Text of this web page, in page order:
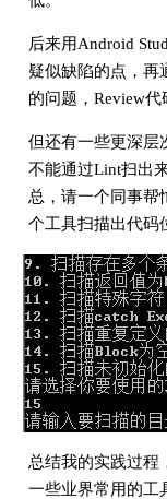
后来用Android
疑似缺陷的点，再
的问题，Review代
但还有一些更深层
不能通过Lint扫出
总，请一个同事帮
个工具扫描出代码
总结我的实践过程
一些业界常用的工